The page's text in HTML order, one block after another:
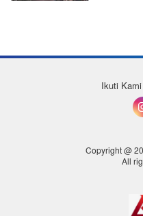
Ikuti
Copyright @
All